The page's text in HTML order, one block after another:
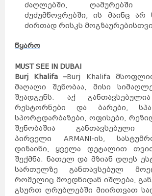
ძაღლებში,
ძუძუმწოვრებში, ის მაინც არ
ძირთად რისკს
წყარო
MUST SEE IN DUBAI
Burj Khalifa –Burj Khalifa
მაღალი შენობაა, მისი
შეადგენს. აქ
რესტორნები და ბარები,
სპორტდარბაზები, ოფისები,
შენობაშია განთავსებული
პირველი ARMANI-ის,
დიზაინი, ყველა დეტალით
შექმნა. ნათელ და მზიან დღეს
სართულზე განთავსებულ
რომელიც მოედნიდან იშლება,
გსურთ ღრუბლებში მიირთვათ